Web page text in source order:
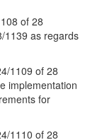
of 28
1139 as regards
1109 of 28
implementation
for
1110 of 28